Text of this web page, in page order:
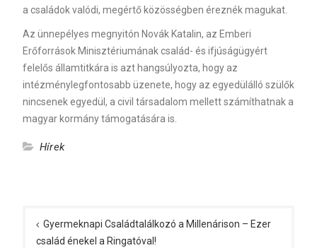
a családok valódi, megértő közösségben éreznék magukat.
Az ünnepélyes megnyitón Novák Katalin, az Emberi
Erőforrások Minisztériumának család- és ifjúságügyért
felelős államtitkára is azt hangsúlyozta, hogy az
intézménylegfontosabb üzenete, hogy az egyedülálló szülők
nincsenek egyedül, a civil társadalom mellett számíthatnak a
magyar kormány támogatására is.
Hírek
navigáció
Gyermeknapi Családtalálkozó a Millenárison – Ezer
család énekel a Ringatóval!